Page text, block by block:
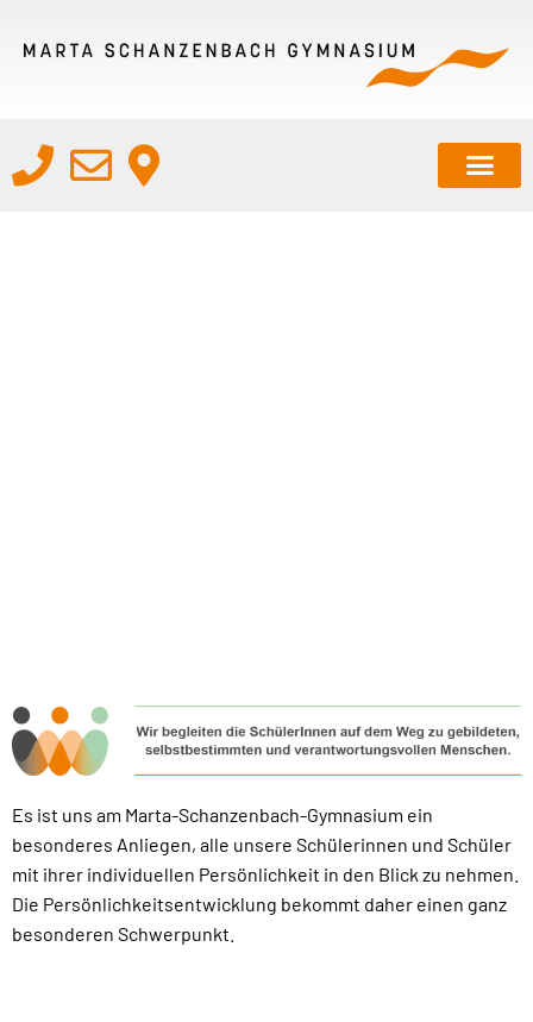
Es ist uns am Marta-Schanzenbach-Gymnasium ein
besonderes Anliegen, alle unsere Schülerinnen und Schüler
mit ihrer individuellen Persönlichkeit in den Blick zu nehmen.
Die Persönlichkeitsentwicklung bekommt daher einen ganz
besonderen Schwerpunkt.